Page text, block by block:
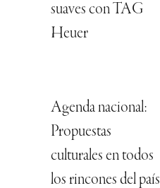
suaves con TAG
Heuer
Agenda nacional:
Propuestas
culturales en todos
los rincones del país